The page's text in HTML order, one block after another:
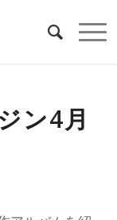
ン4月